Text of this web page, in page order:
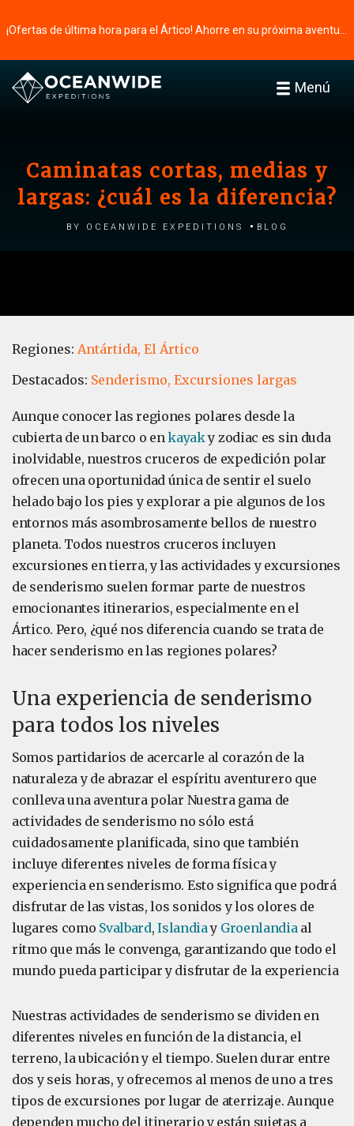
Menú
Caminatas cortas, medias y
largas: ¿cuál es la diferencia?
by Oceanwide Expeditions Blog
Regiones: Antártida, El Ártico
Destacados: Senderismo, Excursiones largas
Aunque conocer las regiones polares desde la
cubierta de un barco o enkayaky zodiac es sin duda
inolvidable, nuestros cruceros de expedición polar
ofrecen una oportunidad única de sentir el suelo
helado bajo los pies y explorar a pie algunos de los
entornos más asombrosamente bellos de nuestro
planeta. Todos nuestros cruceros incluyen
excursiones en tierra, y las actividades y excursiones
de senderismo suelen formar parte de nuestros
emocionantes itinerarios, especialmente en el
Ártico. Pero, ¿qué nos diferencia cuando se trata de
hacer senderismo en las regiones polares?
Una experiencia de senderismo
para todos los niveles
Somos partidarios de acercarle al corazón de la
naturaleza y de abrazar el espíritu aventurero que
conlleva una aventura polar Nuestra gama de
actividades de senderismo no sólo está
cuidadosamente planificada, sino que también
incluye diferentes niveles de forma física y
experiencia en senderismo. Esto significa que podrá
disfrutar de las vistas, los sonidos y los olores de
lugares como Svalbard,Islandiay Groenlandiaal
ritmo que más le convenga, garantizando que todo el
mundo pueda participar y disfrutar de la experiencia
Nuestras actividades de senderismo se dividen en
diferentes niveles en función de la distancia, el
terreno, la ubicación y el tiempo. Suelen durar entre
dos y seis horas, y ofrecemos al menos de uno a tres
tipos de excursiones por lugar de aterrizaje. Aunque
dependen mucho del itinerario y están sujetas a